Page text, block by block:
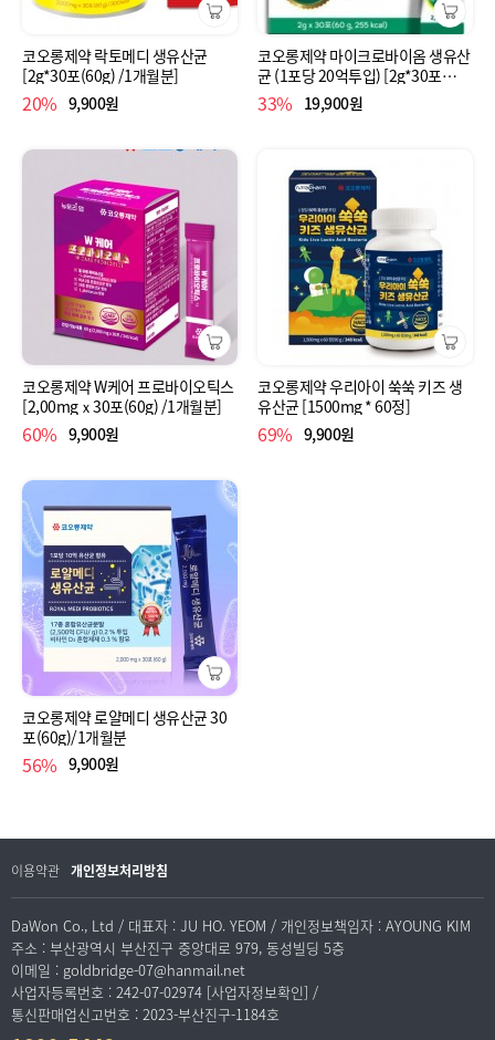
코오롱제약 락토메디 생유산균
[2g*30포(60g) /1개월분]
20% 9,900원
코오롱제약 마이크로바이옴 생유산
균 (1포당 20억투입) [2g*30포
(60g) /1개월분]
33% 19,900원
코오롱제약 W케어 프로바이오틱스
[2,00mgｘ30포(60g) /1개월분]
60% 9,900원
코오롱제약 우리아이 쑥쑥 키즈 생
유산균 [1500mg * 60정]
69% 9,900원
코오롱제약 로얄메디 생유산균 30
포(60g)/1개월분
56% 9,900원
이용약관 개인정보처리방침
DaWon Co., Ltd / 대표자 : JU HO. YEOM / 개인정보책임자 : AYOUNG KIM
주소 : 부산광역시 부산진구 중앙대로 979, 동성빌딩 5층
이메일 : goldbridge-07@hanmail.net
사업자등록번호 : 242-07-02974 [사업자정보확인] /
통신판매업신고번호 : 2023-부산진구-1184호